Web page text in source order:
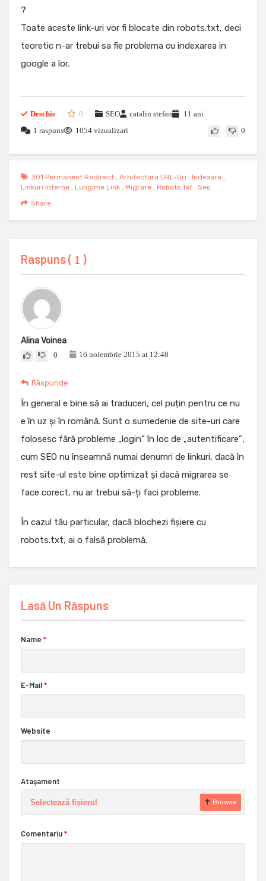
?
Toate aceste link-uri vor fi blocate din robots.txt, deci
teoretic n-ar trebui sa fie problema cu indexarea in
google a lor.
Deschis 0 SEO catalin stefan
11 ani
1 raspuns
1054 vizualizari 0
301 Permanent Redirect , Arhitectura URL-Uri , Indexare ,
Linkuri Interne , Lungime Link , Migrare , Robots.txt , Seo
Share
Raspuns ( 1 )
Alina Voinea
0 16 noiembrie 2015 at 12:48
Răspunde
În general e bine să ai traduceri, cel puțin pentru ce nu
e în uz și în română. Sunt o sumedenie de site-uri care
folosesc fără probleme „login” în loc de „autentificare”;
cum SEO nu înseamnă numai denumri de linkuri, dacă în
rest site-ul este bine optimizat și dacă migrarea se
face corect, nu ar trebui să-ți faci probleme.
În cazul tău particular, dacă blochezi fișiere cu
robots.txt, ai o falsă problemă.
Lasă Un Răspuns
Name *
E-Mail*
Website
Ataşament
Selectează fișierul Browse
Comentariu*